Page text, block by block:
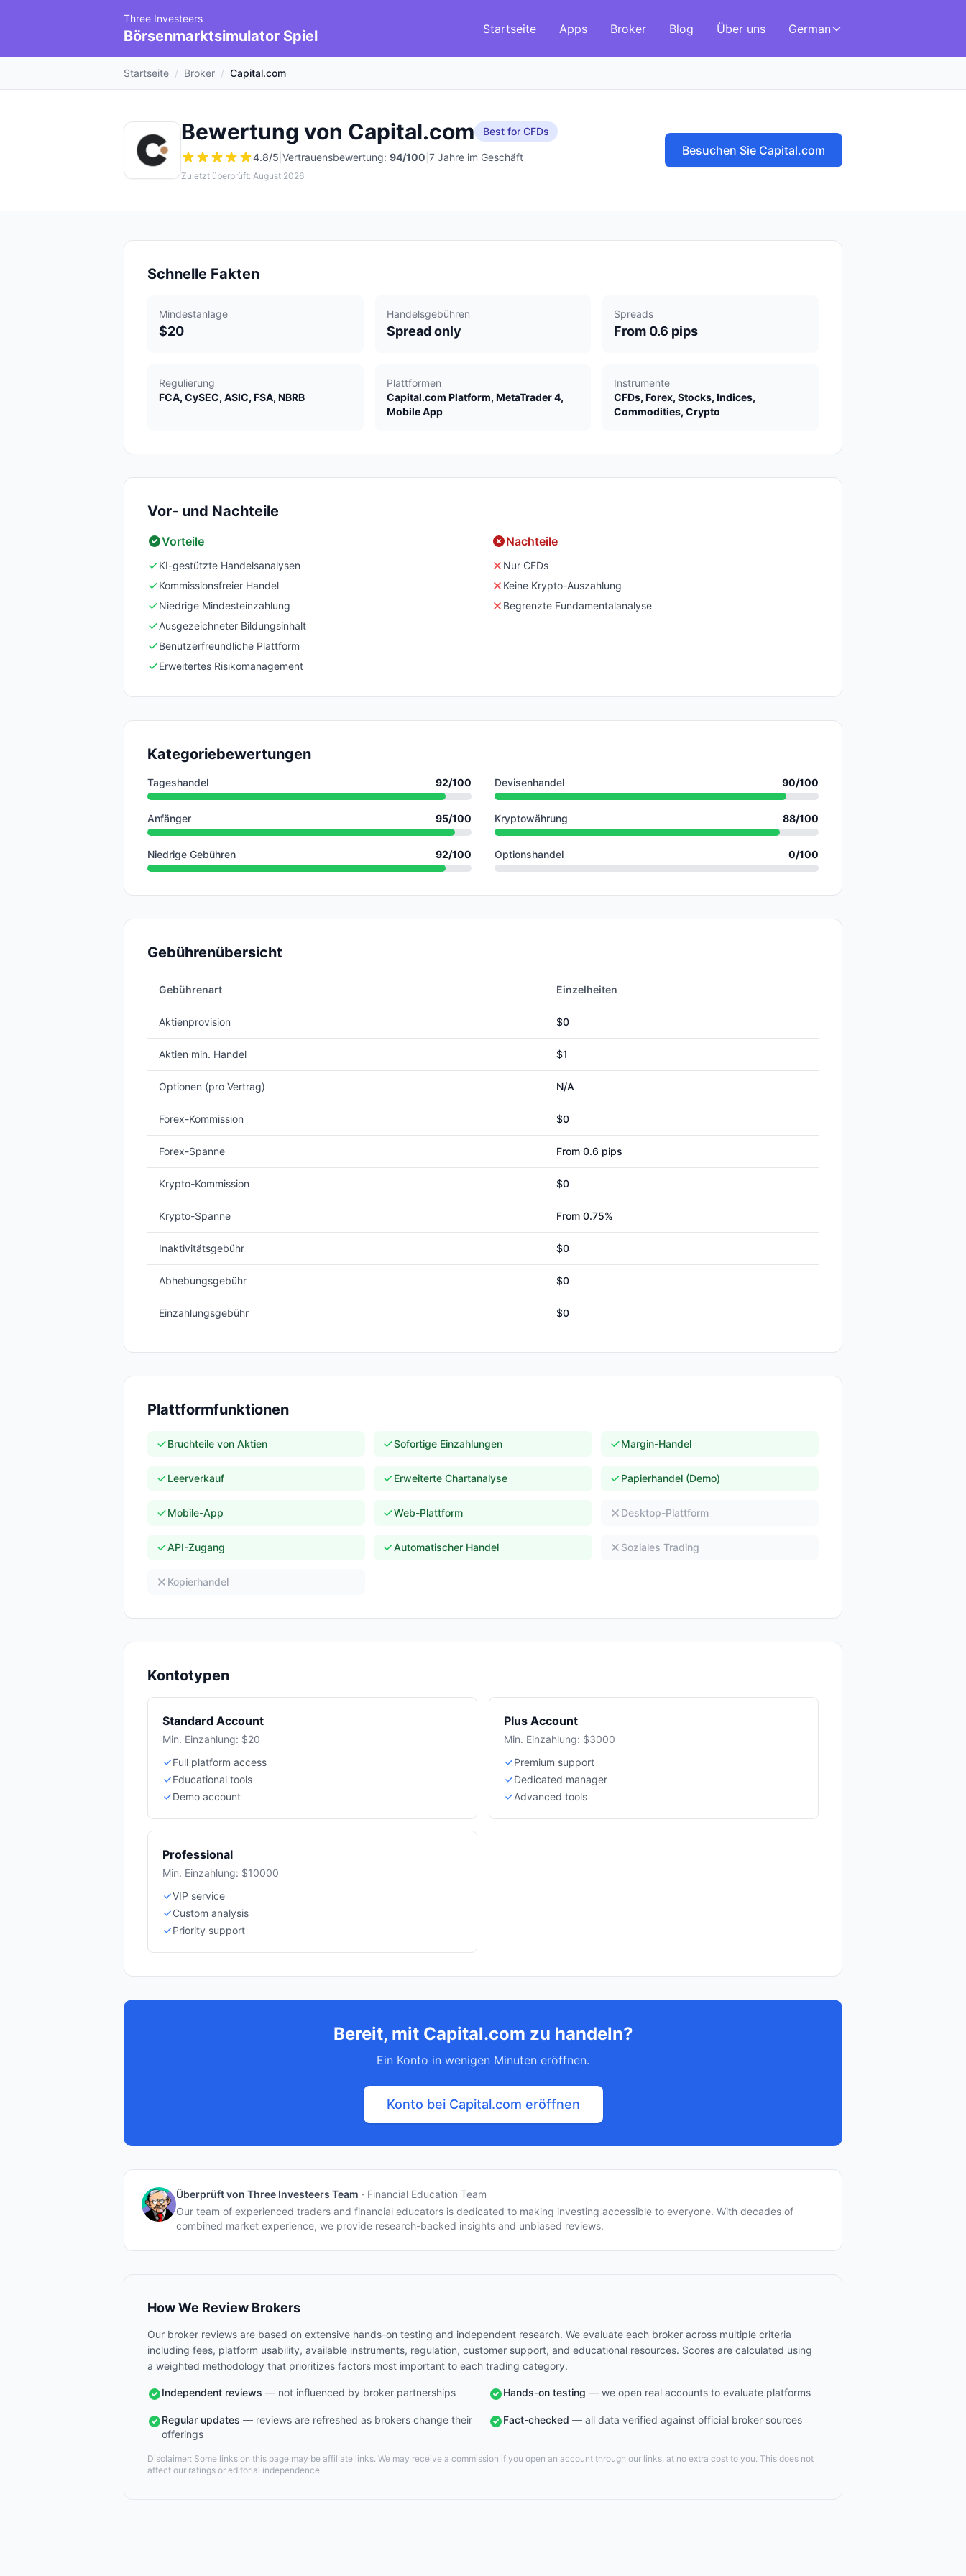
Three Investeers
Börsenmarktsimulator Spiel Startseite Apps Broker Blog Über uns German
Startseite / Broker / Capital.com
Bewertung von Capital.com Best for CFDs
4.8/5 Vertrauensbewertung: 94/100 7 Jahre im Geschäft
Zuletzt überprüft: August 2026
Besuchen Sie Capital.com
Schnelle Fakten
Mindestanlage
$20
Handelsgebühren
Spread only
Spreads
From 0.6 pips
Regulierung
FCA, CySEC, ASIC, FSA, NBRB
Plattformen
Capital.com Platform, MetaTrader 4,
Mobile App
Instrumente
CFDs, Forex, Stocks, Indices,
Commodities, Crypto
Vor- und Nachteile
Vorteile
KI-gestützte Handelsanalysen
Kommissionsfreier Handel
Niedrige Mindesteinzahlung
Ausgezeichneter Bildungsinhalt
Benutzerfreundliche Plattform
Erweitertes Risikomanagement
Nachteile
Nur CFDs
Keine Krypto-Auszahlung
Begrenzte Fundamentalanalyse
Kategoriebewertungen
Tageshandel 92/100 Devisenhandel 90/100
Anfänger 95/100 Kryptowährung 88/100
Niedrige Gebühren 92/100 Optionshandel 0/100
Gebührenübersicht
Gebührenart Einzelheiten
Aktienprovision $0
Aktien min. Handel $1
Optionen (pro Vertrag) N/A
Forex-Kommission $0
Forex-Spanne From 0.6 pips
Krypto-Kommission $0
Krypto-Spanne From 0.75%
Inaktivitätsgebühr $0
Abhebungsgebühr $0
Einzahlungsgebühr $0
Plattformfunktionen
Bruchteile von Aktien Sofortige Einzahlungen Margin-Handel
Leerverkauf Erweiterte Chartanalyse Papierhandel (Demo)
Mobile-App Web-Plattform Desktop-Plattform
API-Zugang Automatischer Handel Soziales Trading
Kopierhandel
Kontotypen
Standard Account
Min. Einzahlung: $20
Full platform access
Educational tools
Demo account
Plus Account
Min. Einzahlung: $3000
Premium support
Dedicated manager
Advanced tools
Professional
Min. Einzahlung: $10000
VIP service
Custom analysis
Priority support
Bereit, mit Capital.com zu handeln?
Ein Konto in wenigen Minuten eröffnen.
Konto bei Capital.com eröffnen
Überprüft von Three Investeers Team · Financial Education Team
Our team of experienced traders and financial educators is dedicated to making investing accessible to everyone. With decades of
combined market experience, we provide research-backed insights and unbiased reviews.
How We Review Brokers
Our broker reviews are based on extensive hands-on testing and independent research. We evaluate each broker across multiple criteria
including fees, platform usability, available instruments, regulation, customer support, and educational resources. Scores are calculated using
a weighted methodology that prioritizes factors most important to each trading category.
Independent reviews — not influenced by broker partnerships Hands-on testing — we open real accounts to evaluate platforms
Regular updates — reviews are refreshed as brokers change their
offerings
Fact-checked — all data verified against official broker sources
Disclaimer: Some links on this page may be affiliate links. We may receive a commission if you open an account through our links, at no extra cost to you. This does not
affect our ratings or editorial independence.